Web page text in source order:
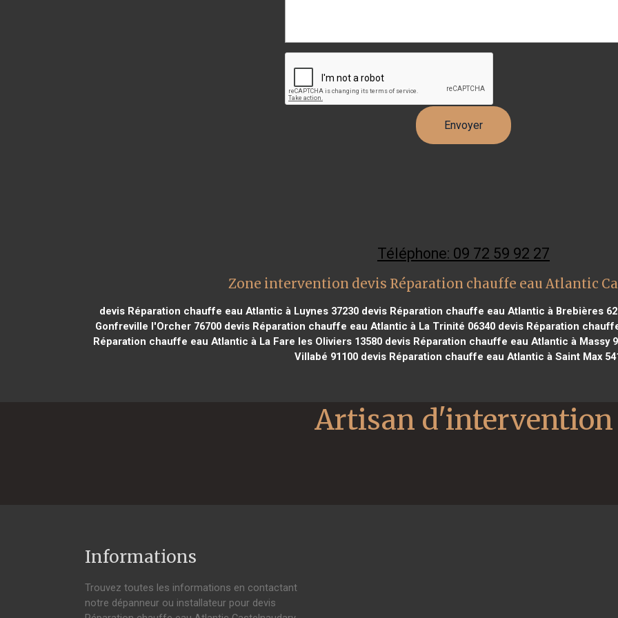
Téléphone: 09 72 59 92 27
Zone intervention devis Réparation chauffe eau Atlantic
devis Réparation chauffe eau Atlantic à Luynes 37230devis Réparation chauffe eau Atlantic à Brebières
Gonfreville l'Orcher 76700devis Réparation chauffe eau Atlantic à La Trinité 06340devis Réparation
Réparation chauffe eau Atlantic à La Fare les Oliviers 13580devis Réparation chauffe eau Atlantic à Massy
Villabé 91100 devis Réparation chauffe eau Atlantic à Saint Max
Informations
Trouvez toutes les informations en contactant
notre dépanneur ou installateur pour devis
Artisan d'intervention